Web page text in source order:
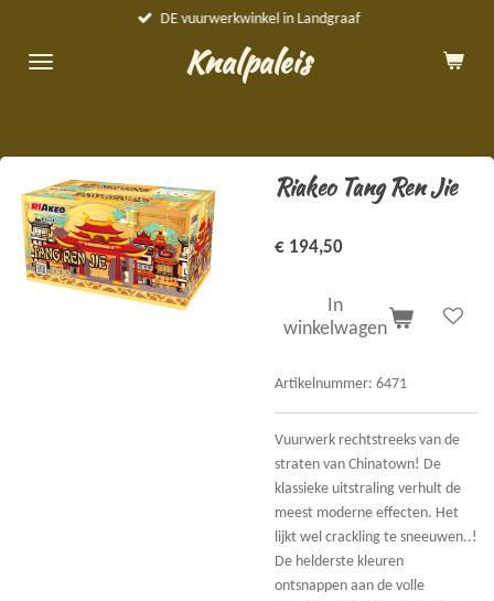
naar
Knalpaleis
DE vuurwerkwinkel in Landgraaf
Riakeo Tang Ren Jie
€ 194,50
In
winkelwagen
Artikelnummer: 6471
Vuurwerk rechtstreeks van de
straten van Chinatown! De
klassieke uitstraling verhult de
meest moderne effecten. Het
lijkt wel crackling te sneeuwen..!
De helderste kleuren
ontsnappen aan de volle